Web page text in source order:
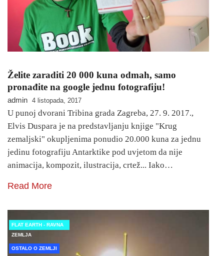
Želite zaraditi 20 000 kuna odmah, samo
pronađite na google jednu fotografiju!
admin 4 listopada, 2017
U punoj dvorani Tribina grada Zagreba, 27. 9. 2017.,
Elvis Duspara je na predstavljanju knjige "Krug
zemaljski" okupljenima ponudio 20.000 kuna za jednu
jedinu fotografiju Antarktike pod uvjetom da nije
animacija, kompozit, ilustracija, crtež... Iako…
Read More
FLAT EARTH - RAVNA
ZEMLJA
OSTALO O ZEMLJI